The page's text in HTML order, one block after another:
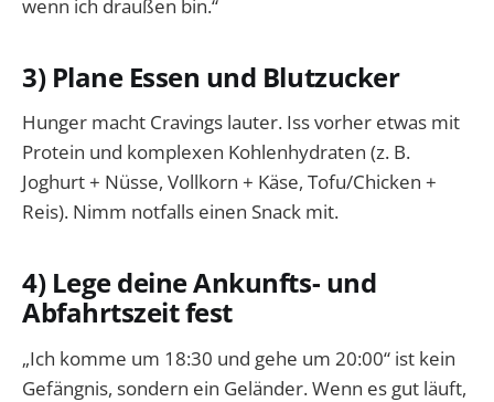
wenn ich draußen bin.“
3) Plane Essen und Blutzucker
Hunger macht Cravings lauter. Iss vorher etwas mit
Protein und komplexen Kohlenhydraten (z. B.
Joghurt + Nüsse, Vollkorn + Käse, Tofu/Chicken +
Reis). Nimm notfalls einen Snack mit.
4) Lege deine Ankunfts- und
Abfahrtszeit fest
„Ich komme um 18:30 und gehe um 20:00“ ist kein
Gefängnis, sondern ein Geländer. Wenn es gut läuft,